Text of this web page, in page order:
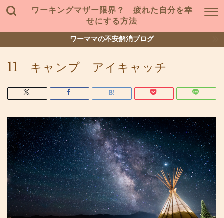
ワーキングマザー限界？ 疲れた自分を幸
せにする方法
ワーママの不安解消ブログ
11 キャンプ アイキャッチ